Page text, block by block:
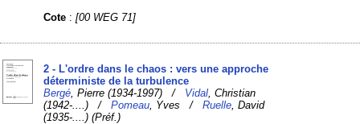
Cote :[00 WEG 71]
2 - L'ordre dans le chaos : vers une approche
déterministe de la turbulence
Bergé , Pierre (1934-1997) / Vidal , Christian
(1942-....) /Pomeau , Yves /Ruelle , David
(1935-....) (Préf.)